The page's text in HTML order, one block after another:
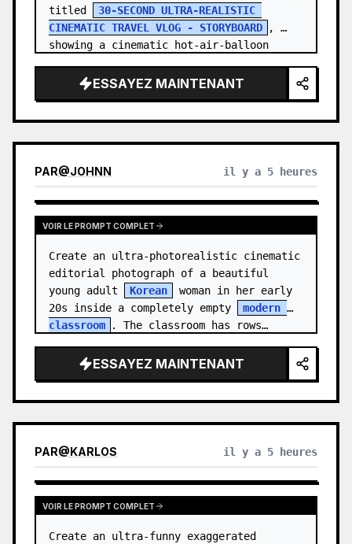
titled
30-SECOND ULTRA-REALISTIC
CINEMATIC TRAVEL VLOG - STORYBOARD
,
showing a cinematic hot-air-balloon
ESSAYEZ MAINTENANT
PAR@JOHNN il y a 5 heures
VOIR LE PROMPT COMPLET
Create an ultra-photorealistic cinematic
editorial photograph of a beautiful
young adult
Korean
woman in her early
20s inside a completely empty
modern
classroom
. The classroom has rows…
ESSAYEZ MAINTENANT
PAR@KARLOS il y a 5 heures
VOIR LE PROMPT COMPLET
Create an ultra-funny exaggerated